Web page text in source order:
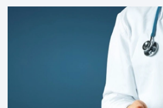
أكثر من عقدين، وبقيادة صاحب الجلالة
المملكة تحولات عميقة على مختلف